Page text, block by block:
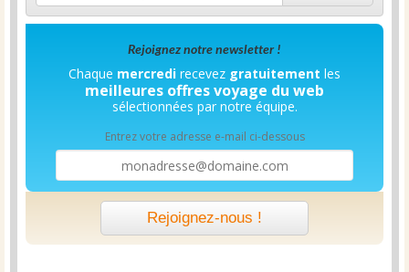
Rejoignez notre newsletter !
Chaque mercredi recevez gratuitement les
meilleures offres voyage du web
sélectionnées par notre équipe.
Entrez votre adresse e-mail ci-dessous
Rejoignez-nous !